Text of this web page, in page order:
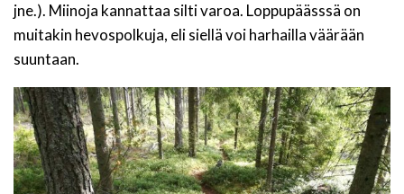
jne.). Miinoja kannattaa silti varoa. Loppupäässsä on
muitakin hevospolkuja, eli siellä voi harhailla väärään
suuntaan.